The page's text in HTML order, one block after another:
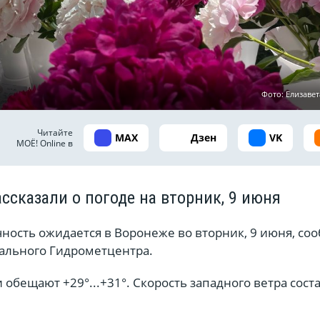
Фото:
Читайте
МОЁ! Online в
MAX Дзен VK
о погоде на вторник, 9 июня
ожидается в Воронеже во вторник, 9 июня,
Гидрометцентра.
+29°...+31°. Скорость западного ветра